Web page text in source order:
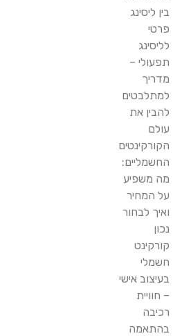
בין ליסינג
פרטי
לליסינג
תפעולי –
מדריך
למתלבטים
להבין את
עולם
הקורקינטים
החשמליים:
מה משפיע
על המחיר
ואיך לבחור
נכון
קורקינט
חשמלי
בעיצוב אישי
– חוויית
רכיבה
בהתאמה